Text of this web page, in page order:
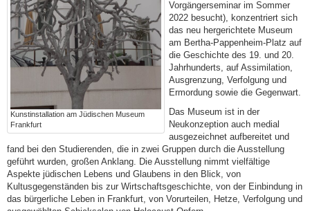
Kunstinstallation am Jüdischen Museum
Frankfurt
Vorgängerseminar im Sommer
2022 besucht), konzentriert sich
das neu hergerichtete Museum
am Bertha-Pappenheim-Platz auf
die Geschichte des 19. und 20.
Jahrhunderts, auf Assimilation,
Ausgrenzung, Verfolgung und
Ermordung sowie die Gegenwart.
Das Museum ist in der
Neukonzeption auch medial
ausgezeichnet aufbereitet und
fand bei den Studierenden, die in zwei Gruppen durch die Ausstellung
geführt wurden, großen Anklang. Die Ausstellung nimmt vielfältige
Aspekte jüdischen Lebens und Glaubens in den Blick, von
Kultusgegenständen bis zur Wirtschaftsgeschichte, von der Einbindung in
das bürgerliche Leben in Frankfurt, von Vorurteilen, Hetze, Verfolgung und